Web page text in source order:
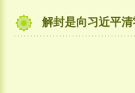
解封是向习近平